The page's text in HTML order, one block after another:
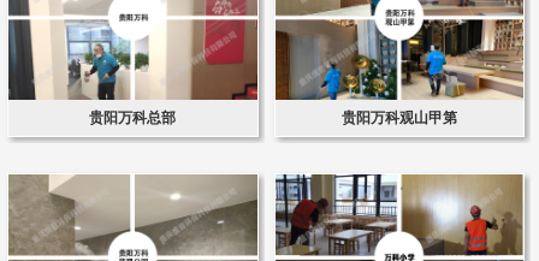
贵阳万科总部 贵阳万科观山甲第